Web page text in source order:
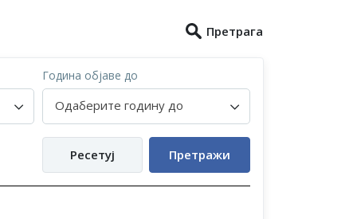
Претрага
Година објаве до
Одаберите годину до
Ресетуј Претражи